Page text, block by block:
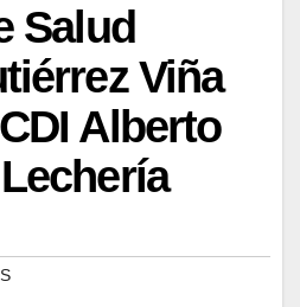
Salud
Viña
Alberto